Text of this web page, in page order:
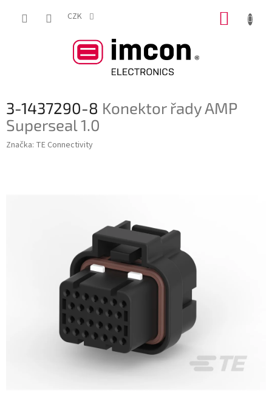
CZK
3-1437290-8 Konektor řady AMP
Superseal 1.0
Značka: TE Connectivity